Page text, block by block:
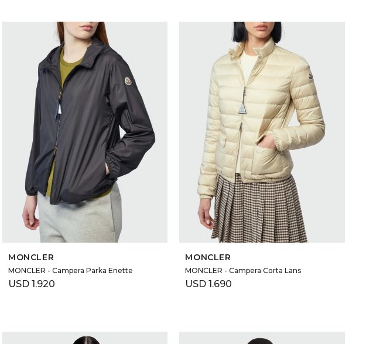
SELECCIONAR TALLE
MONCLER
MONCLER - Campera Parka Enette
USD 1.920
SELECCIONAR TALLE
MONCLER
MONCLER - Campera Corta Lans
USD 1.690